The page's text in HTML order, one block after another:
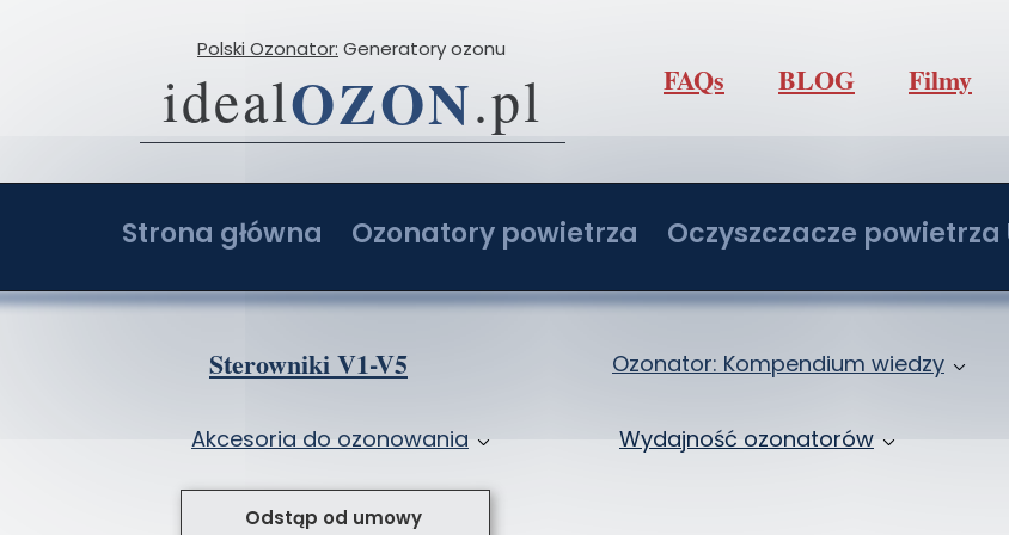
Odstąp od umowy
Strona główna
O firmie
Ozonatory z AI: Ranking i opinie
Ozonatory powietrza
Ozonator 2-20 g/h z regulacją O3
Ozonator 8-80 g/h z regulacją O3
Ozonator samochodowy
Oczyszczacze powietrza
Oczyszczacz powietrza
Oczyszczacz powietrza
Oczyszczacz powietrza
Oczyszczacz powietrza
Akcesoria do ozonowania
Przystawki do ozonatorów
Ozonator: Kompendium wiedzy
Wydajność ozonatorów
FAQs BLOG Filmy
idealOZON.pl
Polski Ozonator: Generatory ozonu
Sterowniki V1-V5